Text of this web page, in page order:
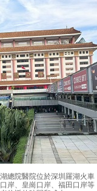
總院醫院位於深圳羅湖火車
岸、皇崗口岸、福田口岸等